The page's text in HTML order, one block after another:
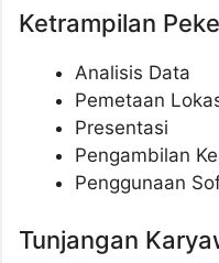
Ketrampilan
Analisis Data
Pemetaan
Presentasi
Pengambilan
Penggunaan
Tunjangan